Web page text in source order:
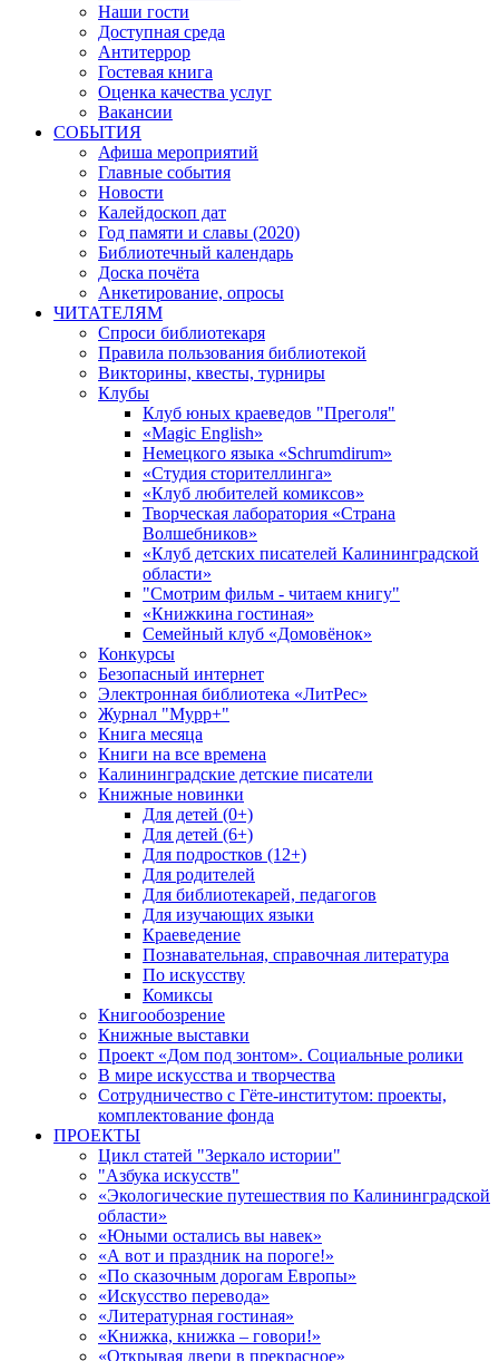
Наши гости
Доступная среда
Антитеррор
Гостевая книга
Оценка качества услуг
Вакансии
СОБЫТИЯ
Афиша мероприятий
Главные события
Новости
Калейдоскоп дат
Год памяти и славы (2020)
Библиотечный календарь
Доска почёта
Анкетирование, опросы
ЧИТАТЕЛЯМ
Спроси библиотекаря
Правила пользования библиотекой
Викторины, квесты, турниры
Клубы
Клуб юных краеведов "Преголя"
«Magic English»
Немецкого языка «Schrumdirum»
«Студия сторителлинга»
«Клуб любителей комиксов»
Творческая лаборатория «Страна
Волшебников»
«Клуб детских писателей Калининградской
области»
"Смотрим фильм - читаем книгу"
«Книжкина гостиная»
Семейный клуб «Домовёнок»
Конкурсы
Безопасный интернет
Электронная библиотека «ЛитРес»
Журнал "Мурр+"
Книга месяца
Книги на все времена
Калининградские детские писатели
Книжные новинки
Для детей (0+)
Для детей (6+)
Для подростков (12+)
Для родителей
Для библиотекарей, педагогов
Для изучающих языки
Краеведение
Познавательная, справочная литература
По искусству
Комиксы
Книгообозрение
Книжные выставки
Проект «Дом под зонтом». Социальные ролики
В мире искусства и творчества
Сотрудничество с Гёте-институтом: проекты,
комплектование фонда
ПРОЕКТЫ
Цикл статей "Зеркало истории"
"Азбука искусств"
«Экологические путешествия по Калининградской
области»
«Юными остались вы навек»
«А вот и праздник на пороге!»
«По сказочным дорогам Европы»
«Искусство перевода»
«Литературная гостиная»
«Книжка, книжка – говори!»
«Открывая двери в прекрасное»